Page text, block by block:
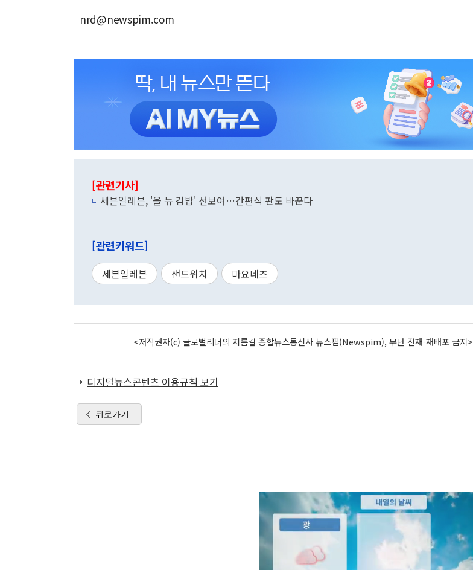
nrd@newspim.com
[관련기사]
세븐일레븐, '올 뉴 김밥' 선보여…간편식 판도 바꾼다
[관련키워드]
세븐일레븐 샌드위치 마요네즈
<저작권자(c) 글로벌리더의 지름길 종합뉴스통신사 뉴스핌(Newspim), 무단 전재-재배포 금지>
디지털뉴스콘텐츠 이용규칙 보기
뒤로가기